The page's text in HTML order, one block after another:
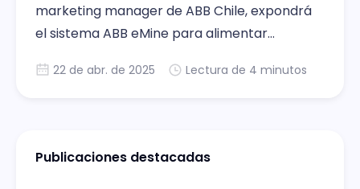
marketing manager de ABB Chile, expondrá
el sistema ABB eMine para alimentar
convencional.
22 de abr. de 2025 Lectura de 4 minutos
Publicaciones destacadas